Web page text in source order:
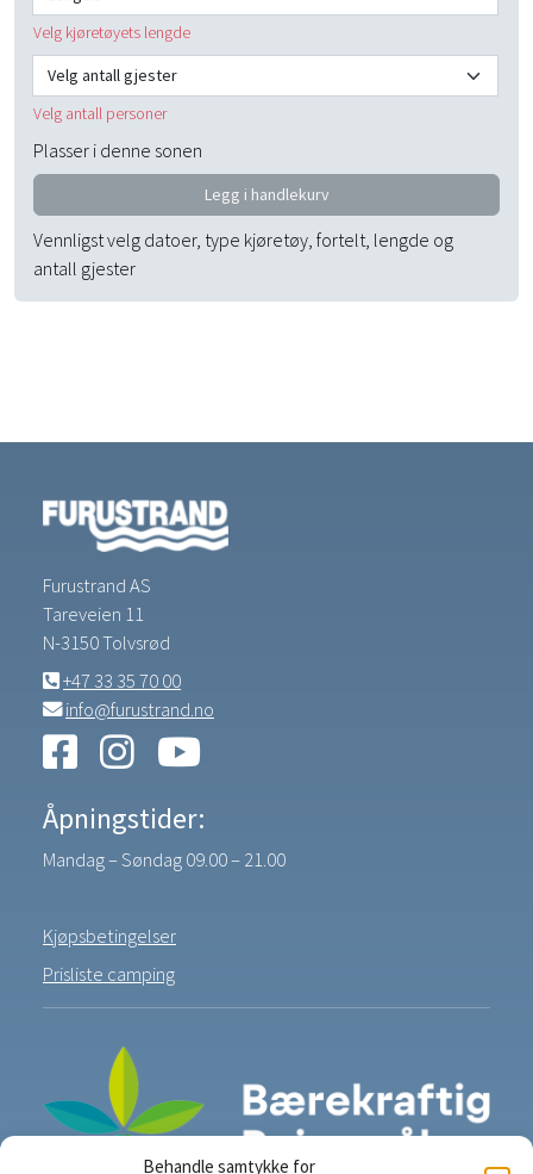
Behandle samtykke for
Velg kjøretøyets lengde
Antall gjester
Velg antall personer
Plasser i denne sonen
Legg i handlekurv
Vennligst velg datoer, type kjøretøy, fortelt, lengde og
antall gjester
Furustrand AS
Tareveien 11
N-3150 Tolvsrød
+47 33 35 70 00
info@furustrand.no
Åpningstider:
Mandag – Søndag 09.00 – 21.00
Kjøpsbetingelser
Prisliste camping